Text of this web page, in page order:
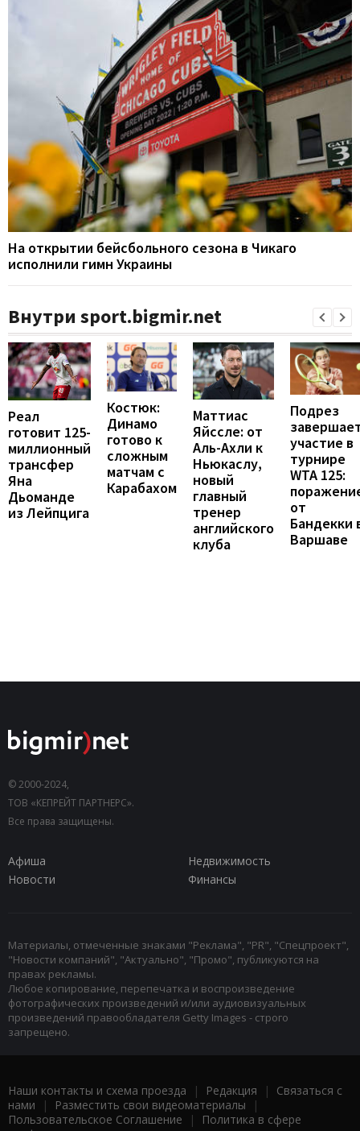
На открытии бейсбольного сезона в Чикаго
исполнили гимн Украины
Внутри sport.bigmir.net
Реал
готовит 125-
миллионный
трансфер
Яна
Дьоманде
из Лейпцига
Костюк:
Динамо
готово к
сложным
матчам с
Карабахом
Маттиас
Яйссле: от
Аль-Ахли к
Ньюкаслу,
новый
главный
тренер
английского
клуба
Подрез
участие в
турнире
WTA 125:
от
Бандекки
Варшаве
© 2000-2024,
ТОВ «КЕПРЕЙТ ПАРТНЕРС».
Все права защищены.
Афиша
Недвижимость
Новости
Финансы
Материалы, отмеченные знаками "Реклама", "PR", "Спецпроект",
"Новости компаний", "Актуально", "Промо", публикуются на
правах рекламы.
Любое копирование, перепечатка и воспроизведение
фотографических произведений и/или аудиовизуальных
произведений правообладателя Getty Images - строго
запрещено.
Наши контакты и схема проезда | Редакция | Связаться с
нами | Разместить свои видеоматериалы |
Пользовательское Соглашение |
Политика в сфере